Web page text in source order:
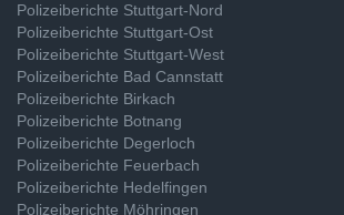
Polizeiberichte Stuttgart-Nord
Polizeiberichte Stuttgart-Ost
Polizeiberichte Stuttgart-West
Polizeiberichte Bad Cannstatt
Polizeiberichte Birkach
Polizeiberichte Botnang
Polizeiberichte Degerloch
Polizeiberichte Feuerbach
Polizeiberichte Hedelfingen
Polizeiberichte Möhringen